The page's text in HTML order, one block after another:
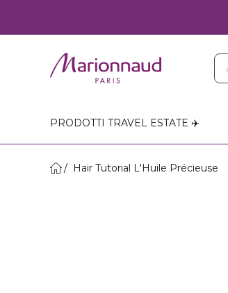
PRODOTTI TRAVEL ESTATE ✈️
Hair Tutorial L'Huile Précieuse